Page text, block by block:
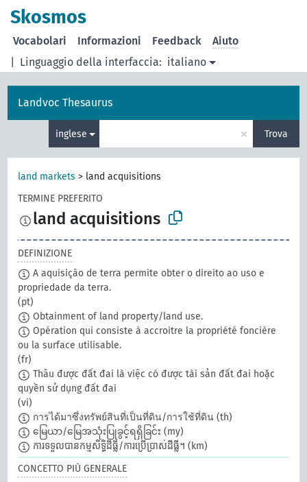
Skosmos
Linguaggio della interfaccia: italiano
Vocabolari Informazioni Feedback Aiuto
Landvoc Thesaurus
inglese × Trova
land markets > land acquisitions
TERMINE PREFERITO
land acquisitions
DEFINIZIONE
A aquisição de terra permite obter o direito ao uso e
propriedade da terra.
(pt)
Obtainment of land property/land use.
Opération qui consiste à accroitre la propriété foncière
ou la surface utilisable.
(fr)
Thâu được đất đai là việc có được tài sản đất đai hoặc
quyền sử dụng đất đai
(vi)
การได้มาซึ่งทรัพย์สินที่เป็นที่ดิน/การใช้ที่ดิน (th)
မြေယာ/မြေအသုံးပြုခွင့်ရရှိခြင်း (my)
ការទទួលបានកម្មសិទ្ធិដីធ្លី/ការប្រើប្រាស់ដីធ្លី។ (km)
CONCETTO PIÙ GENERALE